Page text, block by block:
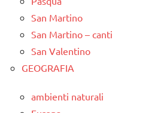
San Martino
San Martino – canti
San Valentino
GEOGRAFIA
ambienti naturali